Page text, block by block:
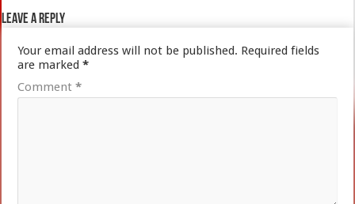
Leave a Reply
Your email address will not be published. Required fields
are marked*
Comment*